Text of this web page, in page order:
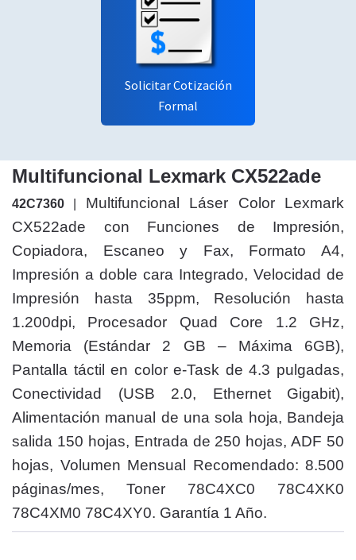
Solicitar Cotización
Formal
Multifuncional Lexmark CX522ade
42C7360
Multifuncional Láser Color Lexmark
CX522ade con Funciones de Impresión,
Copiadora, Escaneo y Fax, Formato A4,
Impresión a doble cara Integrado, Velocidad de
Impresión hasta 35ppm, Resolución hasta
1.200dpi, Procesador Quad Core 1.2 GHz,
Memoria (Estándar 2 GB – Máxima 6GB),
Pantalla táctil en color e-Task de 4.3 pulgadas,
Conectividad (USB 2.0, Ethernet Gigabit),
Alimentación manual de una sola hoja, Bandeja
salida 150 hojas, Entrada de 250 hojas, ADF 50
hojas, Volumen Mensual Recomendado: 8.500
páginas/mes, Toner 78C4XC0 78C4XK0
78C4XM0 78C4XY0. Garantía 1 Año.